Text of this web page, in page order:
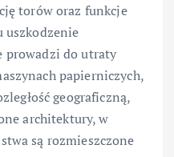
torów oraz funkcje
uszkodzenie
prowadzi do utraty
papierniczych,
geograficzną,
architektury, w
są rozmieszczone